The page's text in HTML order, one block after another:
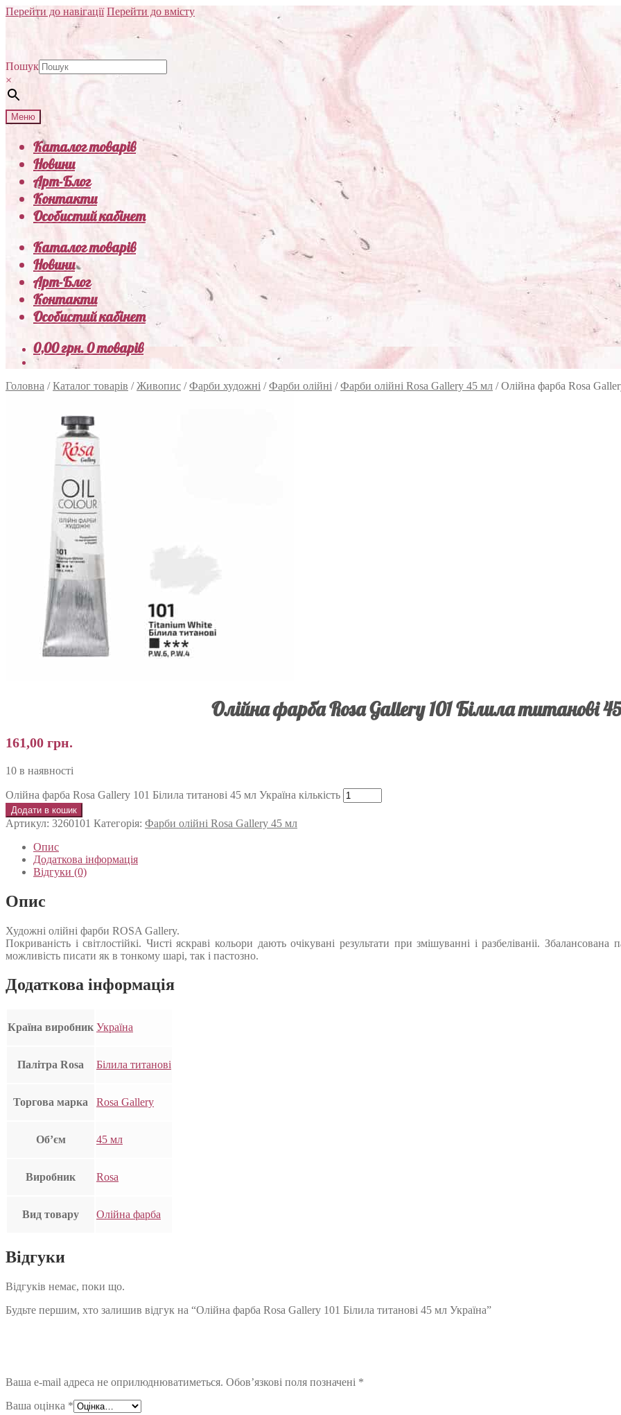
Перейти до навігації Перейти до вмісту
Пошук
×
Меню
Каталог товарів
Новини
Арт-Блог
Контакти
Особистий кабінет
Каталог товарів
Новини
Арт-Блог
Контакти
Особистий кабінет
0,00грн.0 товарів
Головна /Каталог товарів /Живопис /Фарби художні /Фарби олійні /Фарби олійні Rosa Gallery 45 мл /Олійна фарба Rosa
Олійна фарба Rosa Gallery 101 Білила титанові
161,00 грн.
10 в наявності
Олійна фарба Rosa Gallery 101 Білила титанові 45 мл Україна кількість
Додати в кошик
Артикул: 3260101 Категорія: Фарби олійні Rosa Gallery 45 мл
Опис
Додаткова інформація
Відгуки (0)
Опис
Художні олійні фарби ROSA Gallery.
Покриваність і світлостійкі. Чисті яскраві кольори дають очікувані результати при змішуванні і разбеліваніі.
можливість писати як в тонкому шарі, так і пастозно.
Додаткова інформація
Країна виробник Україна
Палітра Rosa Білила титанові
Торгова марка Rosa Gallery
Об’єм 45 мл
Виробник Rosa
Вид товару Олійна фарба
Відгуки
Відгуків немає, поки що.
Будьте першим, хто залишив відгук на “Олійна фарба Rosa Gallery 101 Білила титанові 45 мл Україна”
Ваша e-mail адреса не оприлюднюватиметься. Обов’язкові поля позначені *
Ваша оцінка *